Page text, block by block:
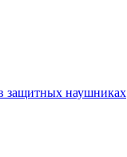
защитных наушниках